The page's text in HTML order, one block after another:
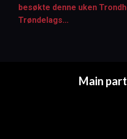
besøkte denne uken
Trøndelags...
Main